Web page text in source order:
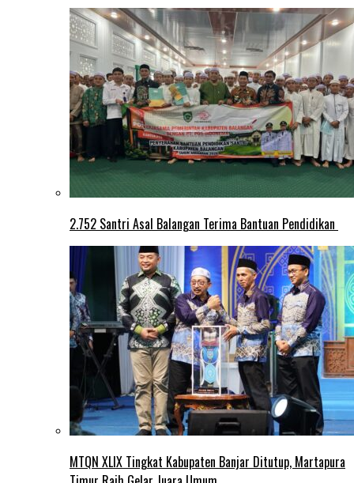
2.752 Santri Asal Balangan Terima Bantuan Pendidikan
MTQN XLIX Tingkat Kabupaten Banjar Ditutup, Martapura